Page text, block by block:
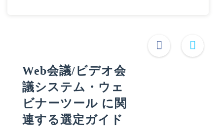
Web会議/ビデオ会
議システム・ウェ
ビナーツール に関
連する選定ガイド